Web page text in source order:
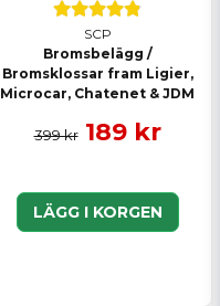
SCP
Bromsbelägg /
Bromsklossar fram Ligier,
Microcar, Chatenet & JDM
399 kr 189 kr
LÄGG I KORGEN